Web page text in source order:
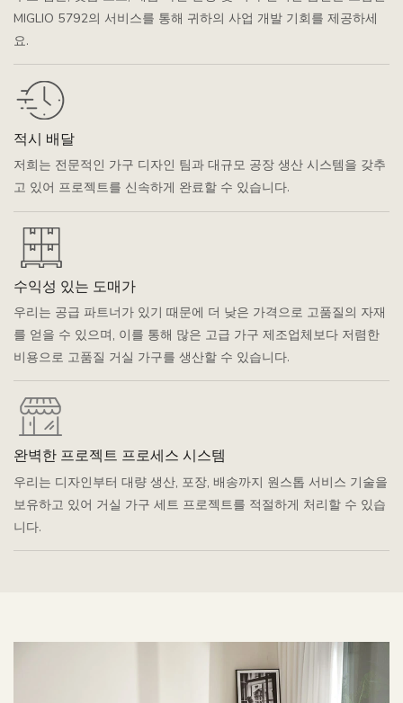
MIGLIO 5792의 서비스를 통해 귀하의 사업 개발 기회를 제공하세
요.
적시 배달
저희는 전문적인 가구 디자인 팀과 대규모 공장 생산 시스템을 갖추
고 있어 프로젝트를 신속하게 완료할 수 있습니다.
수익성 있는 도매가
우리는 공급 파트너가 있기 때문에 더 낮은 가격으로 고품질의 자재
를 얻을 수 있으며, 이를 통해 많은 고급 가구 제조업체보다 저렴한
비용으로 고품질 거실 가구를 생산할 수 있습니다.
완벽한 프로젝트 프로세스 시스템
우리는 디자인부터 대량 생산, 포장, 배송까지 원스톱 서비스 기술을
보유하고 있어 거실 가구 세트 프로젝트를 적절하게 처리할 수 있습
니다.